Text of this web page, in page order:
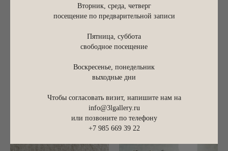
Вторник, среда, четверг
посещение по предварительной записи
Пятница, суббота
свободное посещение
Воскресенье, понедельник
выходные дни
Чтобы согласовать визит, напишите нам на
info@3lgallery.ru
или позвоните по телефону
+7 985 669 39 22
Плейсмат из плотного льна
Набор из 2 шт. 40x55см
7 900 р.